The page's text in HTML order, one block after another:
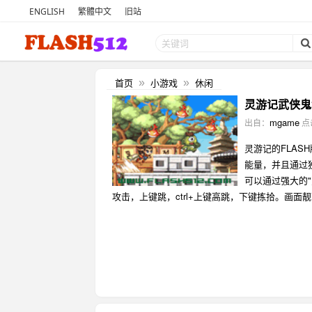
ENGLISH 繁體中文 旧站
首页 » 小游戏 » 休闲
灵游记武侠
出自： mgame
灵游记的
能量，并且通过
可以通过强大的
攻击，上键跳，ctrl+上键高跳，下键拣拾。画面